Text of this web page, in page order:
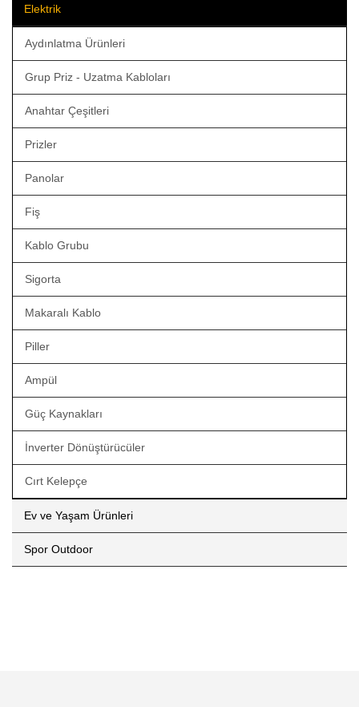
Elektrik
Aydınlatma Ürünleri
Grup Priz - Uzatma Kabloları
Anahtar Çeşitleri
Prizler
Panolar
Fiş
Kablo Grubu
Sigorta
Makaralı Kablo
Piller
Ampül
Güç Kaynakları
İnverter Dönüştürücüler
Cırt Kelepçe
Ev ve Yaşam Ürünleri
Spor Outdoor